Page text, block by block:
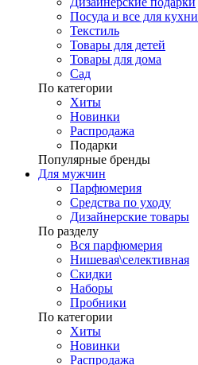
Посуда и все для кухни
Текстиль
Товары для детей
Товары для дома
Сад
По категории
Хиты
Новинки
Распродажа
Подарки
Популярные бренды
Для мужчин
Парфюмерия
Средства по уходу
Дизайнерские товары
По разделу
Вся парфюмерия
Нишевая\селективная
Скидки
Наборы
Пробники
По категории
Хиты
Новинки
Распродажа